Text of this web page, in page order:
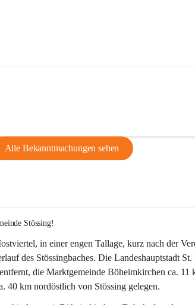
Alle Bekanntmachungen sehen
Stössing!
in einer engen Tallage, kurz nach der
des Stössingbaches. Die Landeshauptstadt
die Marktgemeinde Böheimkirchen ca.
40 km nordöstlich von Stössing gelegen.